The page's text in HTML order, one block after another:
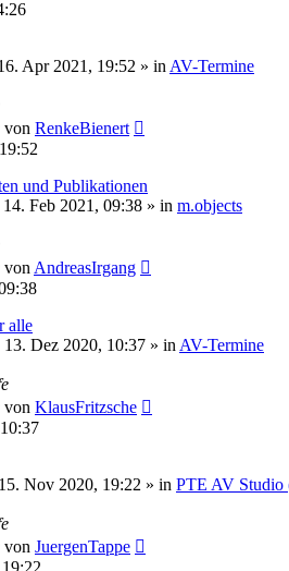
Apr 2021, 19:52 » in AV-Termine
von RenkeBienert
und Publikationen
14. Feb 2021, 09:38 » in m.objects
von AndreasIrgang
alle
13. Dez 2020, 10:37 » in AV-Termine
von KlausFritzsche
15. Nov 2020, 19:22 » in PTE AV Studio
von JuergenTappe